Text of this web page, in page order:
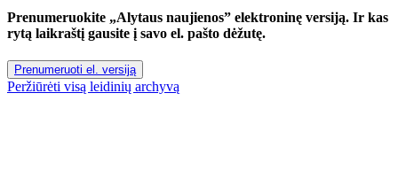
Prenumeruokite „Alytaus naujienos” elektroninę versiją. Ir kas
rytą laikraštį gausite į savo el. pašto dėžutę.
Prenumeruoti el. versiją
Peržiūrėti visą leidinių archyvą